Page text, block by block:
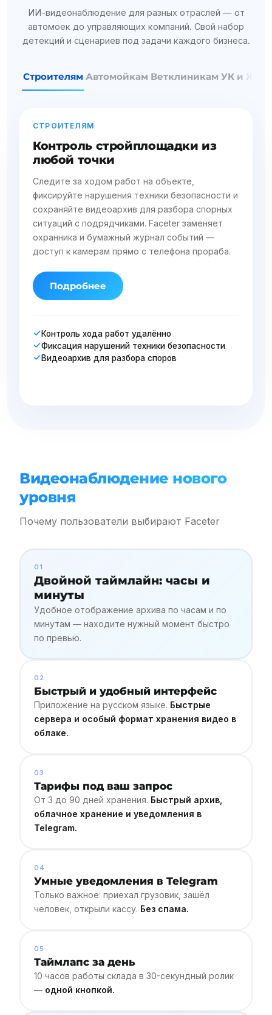
ИИ-видеонаблюдение для разных отраслей — от
автомоек до управляющих компаний. Свой набор
детекций и сценариев под задачи каждого бизнеса.
Строителям Автомойкам Ветклиникам УК и ЖК
СТРОИТЕЛЯМ
Контроль стройплощадки из
любой точки
Следите за ходом работ на объекте,
фиксируйте нарушения техники безопасности и
сохраняйте видеоархив для разбора спорных
ситуаций с подрядчиками. Faceter заменяет
охранника и бумажный журнал событий —
доступ к камерам прямо с телефона прораба.
Подробнее
Контроль хода работ удалённо
Фиксация нарушений техники безопасности
Видеоархив для разбора споров
Видеонаблюдение нового
уровня
Почему пользователи выбирают Faceter
01
Двойной таймлайн: часы и
минуты
Удобное отображение архива по часам и по
минутам — находите нужный момент быстро
по превью.
02
Быстрый и удобный интерфейс
Приложение на русском языке. Быстрые
сервера и особый формат хранения видео в
облаке.
03
Тарифы под ваш запрос
От 3 до 90 дней хранения. Быстрый архив,
облачное хранение и уведомления в
Telegram.
04
Умные уведомления в Telegram
Только важное: приехал грузовик, зашёл
человек, открыли кассу. Без спама.
05
Таймлапс за день
10 часов работы склада в 30-секундный ролик
— одной кнопкой.